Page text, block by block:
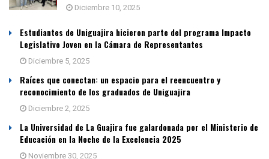
Diciembre 10, 2025
Estudiantes de Uniguajira hicieron parte del programa Impacto
Legislativo Joven en la Cámara de Representantes
Diciembre 5, 2025
Raíces que conectan: un espacio para el reencuentro y
reconocimiento de los graduados de Uniguajira
Diciembre 2, 2025
La Universidad de La Guajira fue galardonada por el Ministerio de
Educación en la Noche de la Excelencia 2025
Noviembre 30, 2025